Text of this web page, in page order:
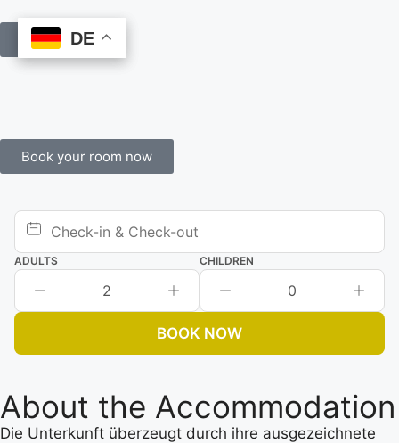
Book Online
Book your room now
ADULTS
2
CHILDREN
0
BOOK NOW
About the Accommodation
Die Unterkunft überzeugt durch ihre ausgezeichnete
DE
DE